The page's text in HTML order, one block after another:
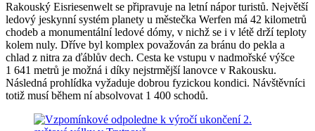
Rakouský Eisriesenwelt se připravuje na letní nápor turistů. Největší
ledový jeskynní systém planety u městečka Werfen má 42 kilometrů
chodeb a monumentální ledové dómy, v nichž se i v létě drží teploty
kolem nuly. Dříve byl komplex považován za bránu do pekla a
chlad z nitra za ďáblův dech. Cesta ke vstupu v nadmořské výšce
1 641 metrů je možná i díky nejstrmější lanovce v Rakousku.
Následná prohlídka vyžaduje dobrou fyzickou kondici. Návštěvníci
totiž musí během ní absolvovat 1 400 schodů.